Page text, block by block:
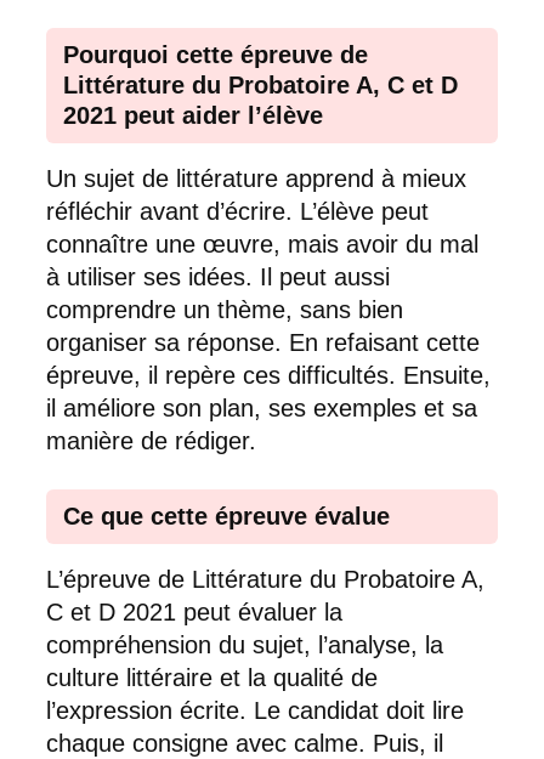
Pourquoi cette épreuve de
Littérature du Probatoire A, C et D
2021 peut aider l’élève
Un sujet de littérature apprend à mieux
réfléchir avant d’écrire. L’élève peut
connaître une œuvre, mais avoir du mal
à utiliser ses idées. Il peut aussi
comprendre un thème, sans bien
organiser sa réponse. En refaisant cette
épreuve, il repère ces difficultés. Ensuite,
il améliore son plan, ses exemples et sa
manière de rédiger.
Ce que cette épreuve évalue
L’épreuve de Littérature du Probatoire A,
C et D 2021 peut évaluer la
compréhension du sujet, l’analyse, la
culture littéraire et la qualité de
l’expression écrite. Le candidat doit lire
chaque consigne avec calme. Puis, il